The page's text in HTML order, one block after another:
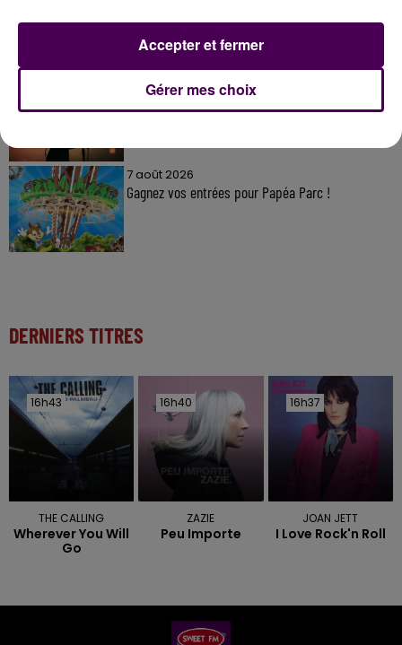
11 juillet 2026
Inscrivez-vous au casting The Voice & The Voice
7 août 2026
Gagnez vos entrées pour Papéa Parc !
DERNIERS TITRES
16h43
16h43
THE CALLING
Wherever You Will
Go
16h40
16h40
ZAZIE
Peu Importe
16h37
16h37
JOAN JETT
I Love Rock'n Roll
Gérer mes choix
Accepter et fermer